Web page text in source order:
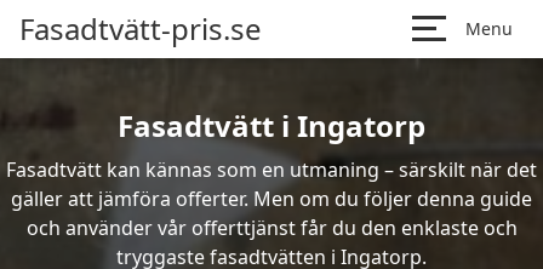
Fasadtvätt-pris.se Menu
Fasadtvätt i Ingatorp
Fasadtvätt kan kännas som en utmaning – särskilt när det
gäller att jämföra offerter. Men om du följer denna guide
och använder vår offerttjänst får du den enklaste och
tryggaste fasadtvätten i Ingatorp.